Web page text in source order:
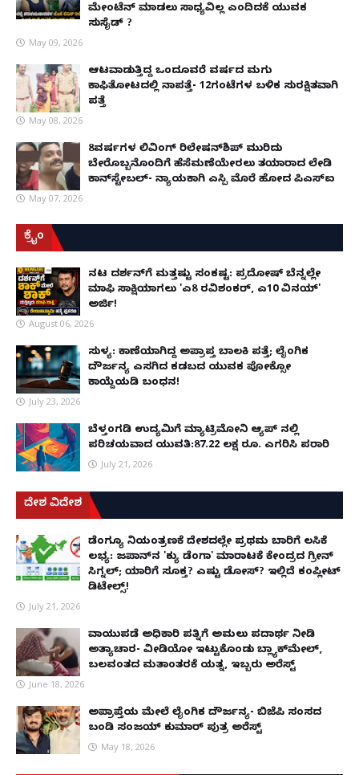
ಮೇಂಟೆನ್ ಮಾಡಲು ಸಾಧ್ಯವಿಲ್ಲ ಎಂದಿದಕ್ಕೆ ಯುವಕ
ಸುಸೈಡ್ ?
May 09, 2026
ಆಟವಾಡುತ್ತಿದ್ದ ಒಂದೂವರೆ ವರ್ಷದ ಮಗು
ಕಾಫಿತೋಟದಲ್ಲಿ ನಾಪತ್ತೆ- 12ಗಂಟೆಗಳ ಬಳಿಕ ಸುರಕ್ಷಿತವಾಗಿ
ಪತ್ತೆ
May 08, 2026
8ವರ್ಷಗಳ ಲಿವಿಂಗ್‌ ರಿಲೇಷನ್‌ಶಿಪ್ ಮುರಿದು
ಬೇರೊಬ್ಬನೊಂದಿಗೆ ಹೆಸೆಮಣೆಯೇರಲು ತಯಾರಾದ ಲೇಡಿ
ಕಾನ್‌ಸ್ಟೇಬಲ್- ನ್ಯಾಯಕ್ಕಾಗಿ ಎಸ್ಪಿ ಮೊರೆ ಹೋದ ಪಿಎಸ್ಐ
May 07, 2026
ಕ್ರೈಂ
ನಟ ದರ್ಶನ್‌ಗೆ ಮತ್ತಷ್ಟು ಸಂಕಷ್ಟ: ಪ್ರದೋಷ್ ಬೆನ್ನಲ್ಲೇ
ಮಾಫಿ ಸಾಕ್ಷಿಯಾಗಲು 'ಎ8 ರವಿಶಂಕರ್, ಎ10 ವಿನಯ್'
ಅರ್ಜಿ!
August 06, 2026
ಸುಳ್ಯ: ಕಾಣೆಯಾಗಿದ್ದ ಅಪ್ರಾಪ್ತ ಬಾಲಕಿ ಪತ್ತೆ; ಲೈಂಗಿಕ
ದೌರ್ಜನ್ಯ ಎಸಗಿದ ಕಡಬದ ಯುವಕ ಪೋಕ್ಸೋ
ಕಾಯ್ದೆಯಡಿ ಬಂಧನ!
July 23, 2026
ಬೆಳ್ತಂಗಡಿ ಉದ್ಯಮಿಗೆ ಮ್ಯಾಟ್ರಿಮೋನಿ ಆ್ಯಪ್ ನಲ್ಲಿ
ಪರಿಚಯವಾದ ಯುವತಿ:87.22 ಲಕ್ಷ ರೂ. ಎಗರಿಸಿ ಪರಾರಿ
July 21, 2026
ದೇಶ ವಿದೇಶ
ಡೆಂಗ್ಯೂ ನಿಯಂತ್ರಣಕ್ಕೆ ದೇಶದಲ್ಲೇ ಪ್ರಥಮ ಬಾರಿಗೆ ಲಸಿಕೆ
ಲಭ್ಯ: ಜಪಾನ್‌ನ 'ಕ್ಯು ಡೆಂಗಾ' ಮಾರಾಟಕ್ಕೆ ಕೇಂದ್ರದ ಗ್ರೀನ್
ಸಿಗ್ನಲ್; ಯಾರಿಗೆ ಸೂಕ್ತ? ಎಷ್ಟು ಡೋಸ್? ಇಲ್ಲಿದೆ ಕಂಪ್ಲೀಟ್
ಡಿಟೇಲ್ಸ್!
July 21, 2026
ವಾಯುಪಡೆ ಅಧಿಕಾರಿ ಪತ್ನಿಗೆ ಅಮಲು ಪದಾರ್ಥ ನೀಡಿ
ಅತ್ಯಾಚಾರ- ವೀಡಿಯೋ ಇಟ್ಟುಕೊಂಡು ಬ್ಲ್ಯಾಕ್‌ಮೇಲ್,
ಬಲವಂತದ ಮತಾಂತರಕ್ಕೆ ಯತ್ನ, ಇಬ್ಬರು ಅರೆಸ್ಟ್
June 18, 2026
ಅಪ್ರಾಪ್ತೆಯ ಮೇಲೆ ಲೈಂಗಿಕ ದೌರ್ಜನ್ಯ- ಬಿಜೆಪಿ ಸಂಸದ
ಬಂಡಿ ಸಂಜಯ್ ಕುಮಾರ್ ಪುತ್ರ ಅರೆಸ್ಟ್
May 18, 2026